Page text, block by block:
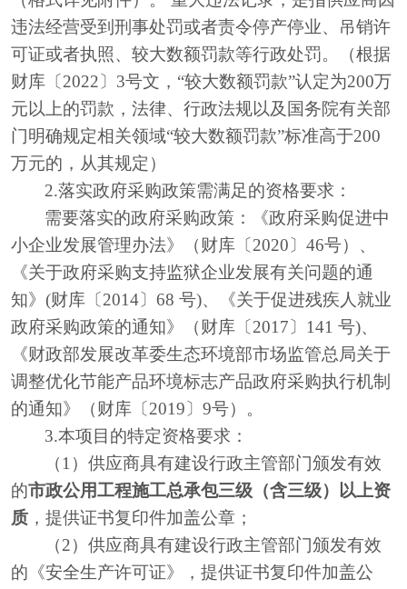
违法经营受到刑事处罚或者责令停产停业、吊销许
可证或者执照、较大数额罚款等行政处罚。（根据
财库〔2022〕3号文，“较大数额罚款”认定为200万
元以上的罚款，法律、行政法规以及国务院有关部
门明确规定相关领域“较大数额罚款”标准高于200
万元的，从其规定）
2.落实政府采购政策需满足的资格要求：
需要落实的政府采购政策：《政府采购促进中
小企业发展管理办法》（财库〔2020〕46号）、
《关于政府采购支持监狱企业发展有关问题的通
知》(财库〔2014〕68 号)、《关于促进残疾人就业
政府采购政策的通知》（财库〔2017〕141 号)、
《财政部发展改革委生态环境部市场监管总局关于
调整优化节能产品环境标志产品政府采购执行机制
的通知》（财库〔2019〕9号）。
3.本项目的特定资格要求：
（1）供应商具有建设行政主管部门颁发有效
的市政公用工程施工总承包三级（含三级）以上资
质，提供证书复印件加盖公章；
（2）供应商具有建设行政主管部门颁发有效
的《安全生产许可证》，提供证书复印件加盖公